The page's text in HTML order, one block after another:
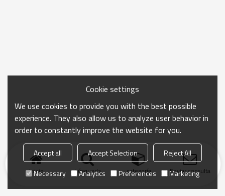
Inicio búsqueda categoría Enviar consulta
Cookie settings
We use cookies to provide you with the best possible
experience. They also allow us to analyze user behavior in
order to constantly improve the website for you.
Accept all Accept Selection
Reject All
Necessary
Analytics Preferences Marketing